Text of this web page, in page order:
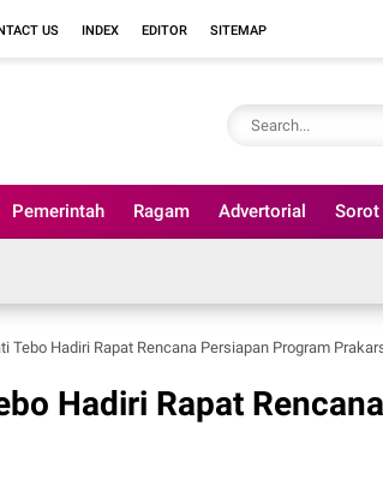
US INDEX EDITOR SITEMAP
Pemerintah Ragam Advertorial Sorot
Tebo Hadiri Rapat Rencana Persiapan Program
Hadiri Rapat